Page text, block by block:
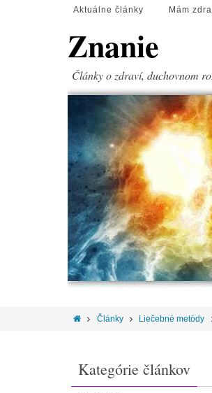
Aktuálne články Mám
Znanie
Články o zdraví, duchovnom
Články Liečebné metódy
Kategórie článkov